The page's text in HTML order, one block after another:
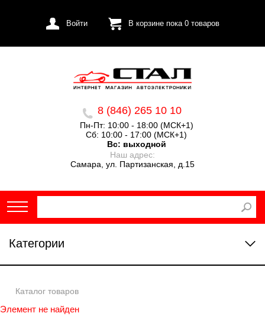
Войти В корзине пока 0товаров
8 (846) 265 10 10
Пн-Пт: 10:00 - 18:00 (МСК+1)
Сб: 10:00 - 17:00 (МСК+1)
Вс: выходной
Наш адрес:
Самара, ул. Партизанская, д.15
Категории
Каталог товаров
Элемент не найден